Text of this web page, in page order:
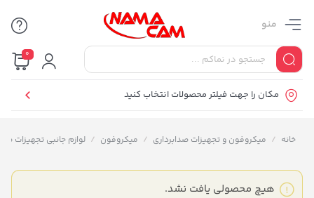
منو
0
مکان را جهت فیلتر محصولات انتخاب کنید
خانه / میکروفون و تجهیزات صدابرداری / میکروفون / لوازم جانبی تجهیزات
هیچ محصولی یافت نشد.